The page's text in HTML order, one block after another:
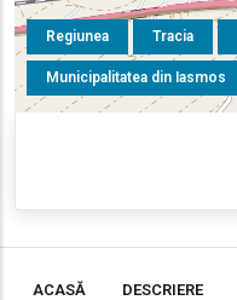
Regiunea Tracia
Municipalitatea din Iasmos
ACASĂ DESCRIERE